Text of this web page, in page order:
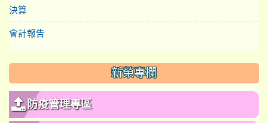
決算
會計報告
新榮專欄
防疫管理專區